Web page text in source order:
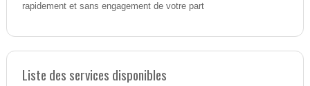
rapidement et sans engagement de votre part
Liste des services disponibles